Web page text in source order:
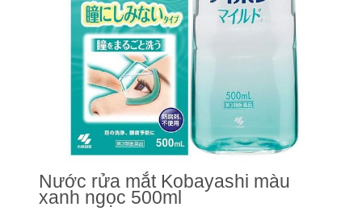
Nước rửa mắt Kobayashi màu
xanh ngọc 500ml